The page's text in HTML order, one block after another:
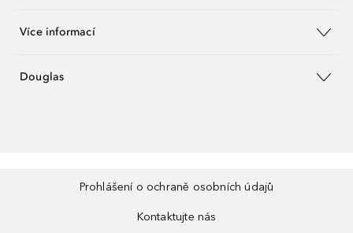
Více informací
Douglas
Prohlášení o ochraně osobních údajů
Kontaktujte nás